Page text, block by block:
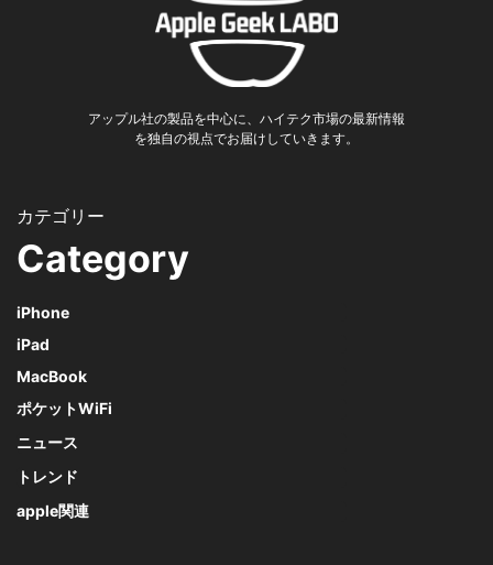
アップル社の製品を中心に、ハイテク市場の最新情報
を独自の視点でお届けしていきます。
Category
iPhone
iPad
MacBook
ポケットWiFi
ニュース
トレンド
apple関連